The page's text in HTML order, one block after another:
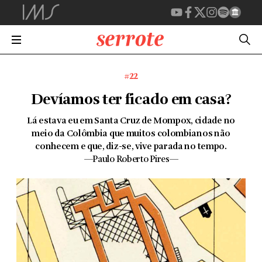
#22
Devíamos ter ficado em casa?
Lá estava eu em Santa Cruz de Mompox, cidade no
meio da Colômbia que muitos colombianos não
conhecem e que, diz-se, vive parada no tempo.
—Paulo Roberto Pires—